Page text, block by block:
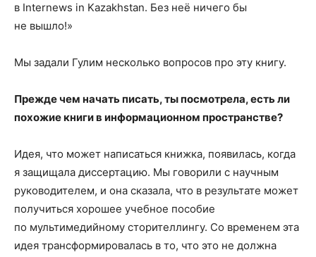
в Internews in Kazakhstan. Без неё ничего бы
не вышло!»
Мы задали Гулим несколько вопросов про эту книгу.
Прежде чем начать писать, ты посмотрела, есть ли
похожие книги в информационном пространстве?
Идея, что может написаться книжка, появилась, когда
я защищала диссертацию. Мы говорили с научным
руководителем, и она сказала, что в результате может
получиться хорошее учебное пособие
по мультимедийному сторителлингу. Со временем эта
идея трансформировалась в то, что это не должна